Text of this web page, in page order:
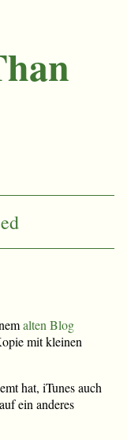
alten Blog
mit kleinen
hat, iTunes auch
ein anderes